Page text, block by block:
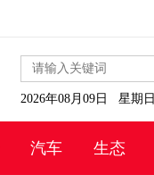
2026年08月09日 星期日
汽车 生态